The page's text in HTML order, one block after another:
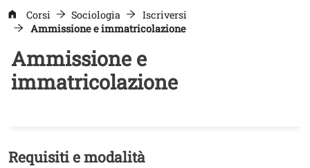
Corsi Sociologia
Iscriversi
Ammissione e immatricolazione
Ammissione e
immatricolazione
Titolo
Requisiti e modalità